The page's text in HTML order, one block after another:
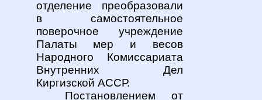
отделение преобразовали
в самостоятельное
поверочное учреждение
Палаты мер и весов
Народного Комиссариата
Внутренних Дел
Киргизской АССР.
Постановлением от